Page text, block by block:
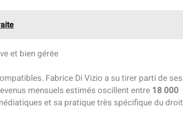
et bien gérée
Fabrice Di Vizio a su tirer parti de ses
mensuels estimés oscillent entre18 000
et sa pratique très spécifique du droit